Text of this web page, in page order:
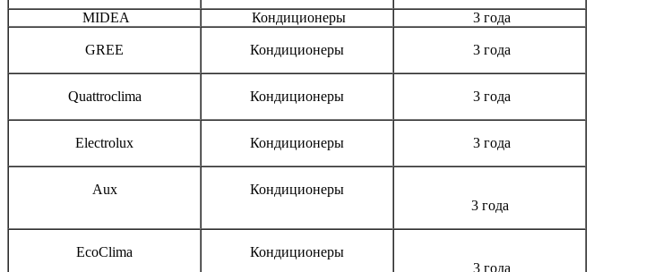
MIDEA Кондиционеры 3 года
GREE Кондиционеры 3 года
Quattroclima Кондиционеры 3 года
Electrolux Кондиционеры 3 года
Aux
Кондиционеры
3 года
EcoClima
Кондиционеры
3 года